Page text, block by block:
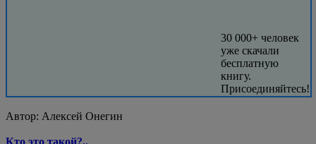
30 000+ человек
уже скачали
бесплатную
книгу.
Присоединяйтесь!
Автор: Алексей Онегин
Кто это такой?..